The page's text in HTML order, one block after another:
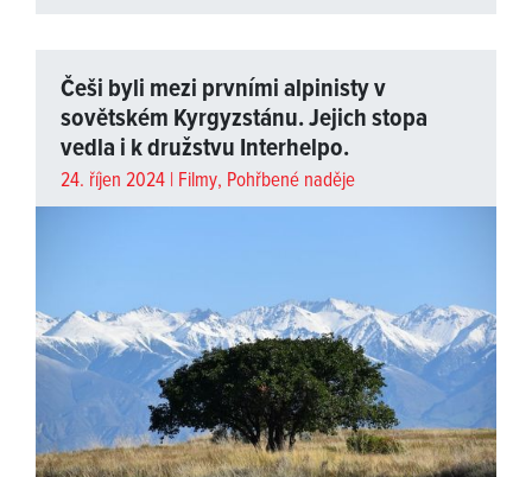
Češi byli mezi prvními alpinisty v
sovětském Kyrgyzstánu. Jejich stopa
vedla i k družstvu Interhelpo.
24. říjen 2024 | Filmy, Pohřbené naděje